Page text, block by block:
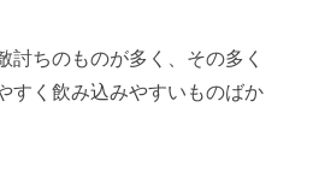
討ちのものが多く、その多く
すく飲み込みやすいものばか